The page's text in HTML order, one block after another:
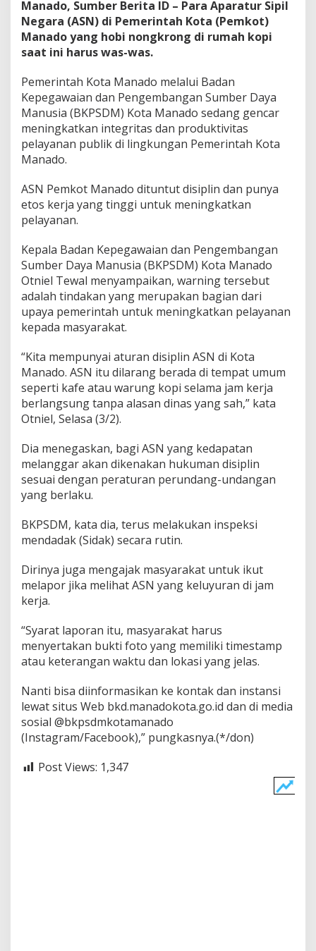
a
d
o
g
p
i
J
a
m
K
j
K
a
H
k
u
m
a
D
i
s
i
p
i
Manado, Sumber Berita ID – Para Aparatur Sipil
Negara (ASN) di Pemerintah Kota (Pemkot)
Manado yang hobi nongkrong di rumah kopi
saat ini harus was-was.
Pemerintah Kota Manado melalui Badan
Kepegawaian dan Pengembangan Sumber Daya
Manusia (BKPSDM) Kota Manado sedang gencar
meningkatkan integritas dan produktivitas
pelayanan publik di lingkungan Pemerintah Kota
Manado.
ASN Pemkot Manado dituntut disiplin dan punya
etos kerja yang tinggi untuk meningkatkan
pelayanan.
Kepala Badan Kepegawaian dan Pengembangan
Sumber Daya Manusia (BKPSDM) Kota Manado
Otniel Tewal menyampaikan, warning tersebut
adalah tindakan yang merupakan bagian dari
upaya pemerintah untuk meningkatkan pelayanan
kepada masyarakat.
“Kita mempunyai aturan disiplin ASN di Kota
Manado. ASN itu dilarang berada di tempat umum
seperti kafe atau warung kopi selama jam kerja
berlangsung tanpa alasan dinas yang sah,” kata
Otniel, Selasa (3/2).
​Dia menegaskan, bagi ASN yang kedapatan
melanggar akan dikenakan hukuman disiplin
sesuai dengan peraturan perundang-undangan
yang berlaku.
BKPSDM, kata dia, terus melakukan inspeksi
mendadak (Sidak) secara rutin.
​Dirinya juga mengajak masyarakat untuk ikut
melapor jika melihat ASN yang keluyuran di jam
kerja.
“​Syarat laporan itu, masyarakat harus
menyertakan bukti foto yang memiliki timestamp
atau keterangan waktu dan lokasi yang jelas.
Nanti bisa di​informasikan ke kontak dan instansi
lewat situs Web bkd.manadokota.go.id dan di media
sosial @bkpsdmkotamanado
(Instagram/Facebook),” pungkasnya.(*/don)
Post Views: 1,347